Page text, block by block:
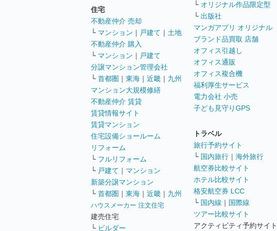
住宅
不動産仲介 売却
└ マンション ｜ 戸建て ｜ 土地
不動産仲介 購入
└ マンション ｜ 戸建て
分譲マンション管理会社
└ 首都圏 ｜ 東海 ｜ 近畿 ｜ 九州
マンション大規模修繕
不動産仲介 賃貸
賃貸情報サイト
賃貸マンション
住宅設備ショールーム
リフォーム
└ フルリフォーム
└ 戸建て ｜ マンション
新築分譲マンション
└ 首都圏 ｜ 東海 ｜ 近畿 ｜ 九州
ハウスメーカー 注文住宅
建売住宅
└ ビルダー
└ オリジナル作品限定型
└ 出版社
マンガアプリ オリジナル
ブランド品買取 店舗
オフィス引越し
オフィス通販
オフィス複合機
福利厚生サービス
電力会社 小売
子ども見守りGPS
トラベル
旅行予約サイト
└ 国内旅行 ｜ 海外旅行
航空券比較サイト
ホテル比較サイト
格安航空券 LCC
└ 国内線 ｜ 国際線
ツアー比較サイト
アクティビティ予約サイト